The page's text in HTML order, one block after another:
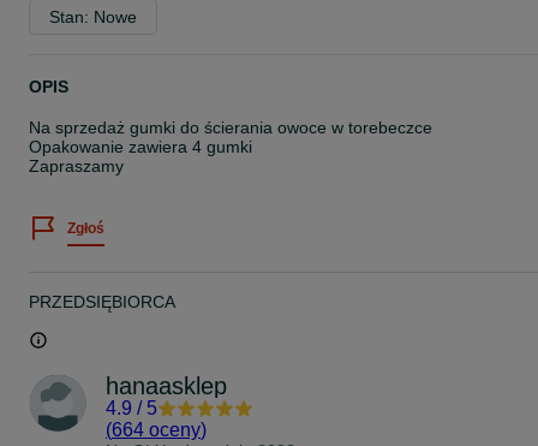
Stan: Nowe
OPIS
Na sprzedaż gumki do ścierania owoce w torebeczce
Opakowanie zawiera 4 gumki
Zapraszamy
Zgłoś
PRZEDSIĘBIORCA
hanaasklep
4.9 / 5
(664 oceny)